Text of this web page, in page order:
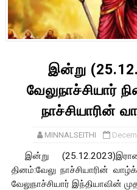
இன்று
வேலுநாச்சியார்
நாச்சியாரின்
MINNALSEITHI
இன்று
தினம்:வேலு நாச்சியாரின்
வேலுநாச்சியார் இந்தியாவின்